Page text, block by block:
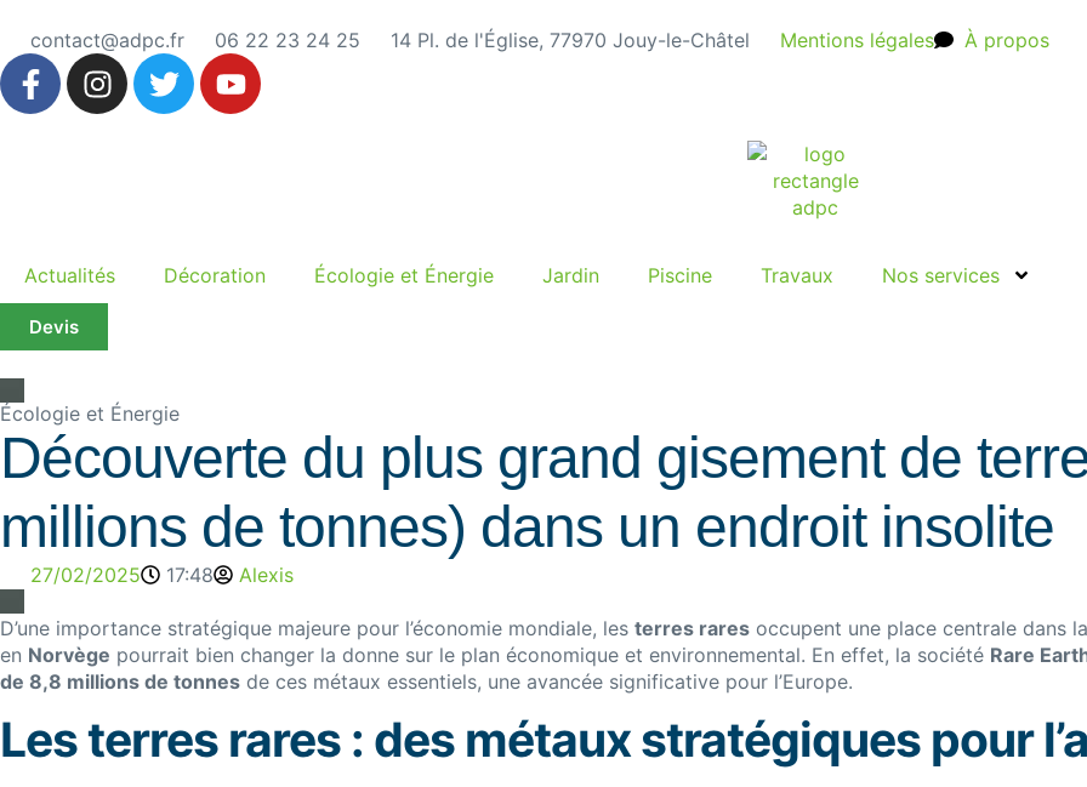
contact@adpc.fr 06 22 23 24 25 14 Pl. de l'Église, 77970 Jouy-le-Châtel Mentions légales À propos
Actualités Décoration Écologie et Énergie Jardin Piscine Travaux Nos services
Devis
Écologie et Énergie
Découverte du plus grand gisement de
millions de tonnes) dans un endroit insolite
27/02/2025 17:48 Alexis
D’une importance stratégique majeure pour l’économie mondiale, les terres rares occupent une place centrale dans
en Norvège pourrait bien changer la donne sur le plan économique et environnemental. En effet, la société Rare
de 8,8 millions de tonnes de ces métaux essentiels, une avancée significative pour l’Europe.
Les terres rares : des métaux stratégiques pour